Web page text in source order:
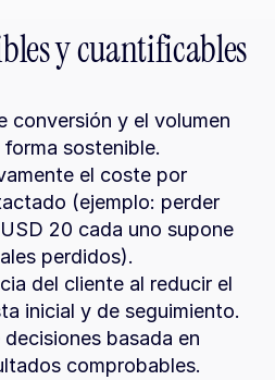
y cuantificables
conversión y el volumen
sostenible.
el coste por
(ejemplo: perder
20 cada uno supone
perdidos).
del cliente al reducir el
inicial y de seguimiento.
basada en
comprobables.